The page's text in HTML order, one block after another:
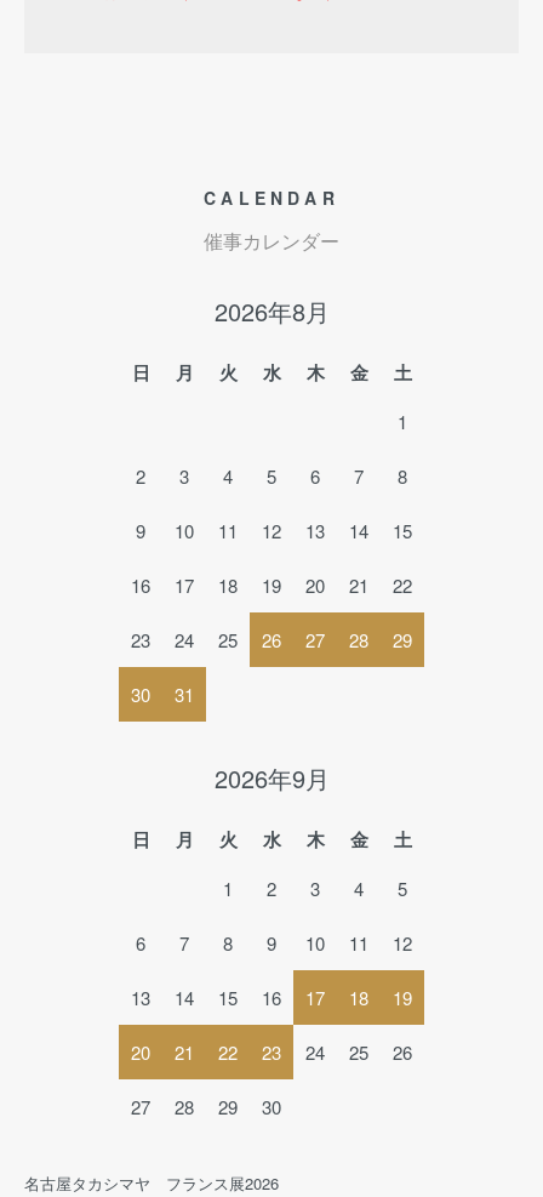
CALENDAR
催事カレンダー
2026年8月
日 月 火 水 木 金 土
1
2 3 4 5 6 7 8
9 10 11 12 13 14 15
16 17 18 19 20 21 22
23 24 25 26 27 28 29
30 31
2026年9月
日 月 火 水 木 金 土
1 2 3 4 5
6 7 8 9 10 11 12
13 14 15 16 17 18 19
20 21 22 23 24 25 26
27 28 29 30
名古屋タカシマヤ フランス展2026